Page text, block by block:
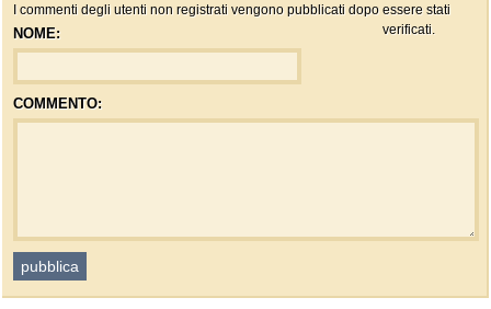
I commenti degli utenti non registrati vengono pubblicati dopo essere stati
verificati.
NOME:
COMMENTO: